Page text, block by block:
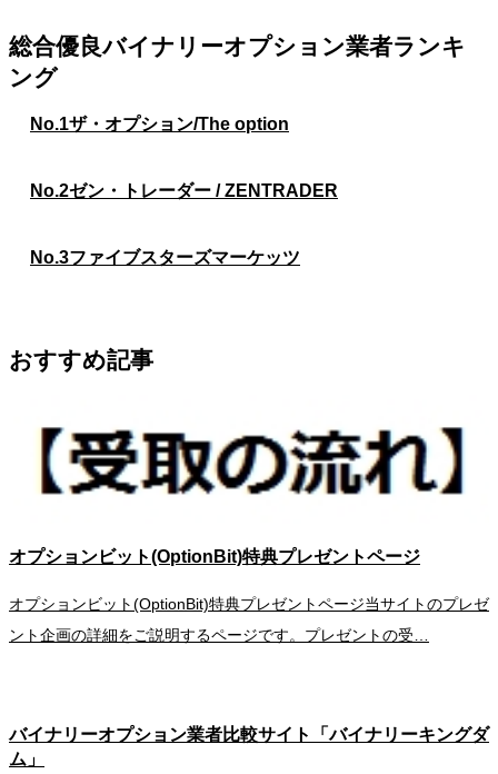
総合優良バイナリーオプション業者ランキ
ング
No.1ザ・オプション/The option
No.2ゼン・トレーダー / ZENTRADER
No.3ファイブスターズマーケッツ
おすすめ記事
オプションビット(OptionBit)特典プレゼントページ
オプションビット(OptionBit)特典プレゼントページ当サイトのプレゼ
ント企画の詳細をご説明するページです。プレゼントの受…
バイナリーオプション業者比較サイト「バイナリーキングダ
ム」